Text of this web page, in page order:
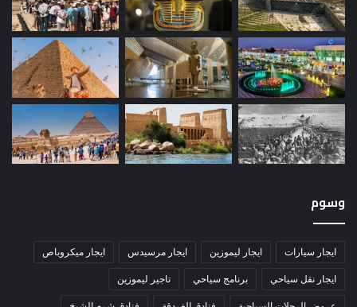
وسوم
ايجار سيارات ايجار ليموزين ايجار مرسيدس ايجار ميكروباص
ايجار نقل سياحي برنامج سياحي تاجير ليموزين